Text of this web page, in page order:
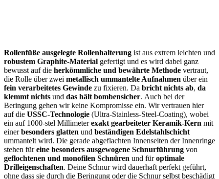
Rollenfüße ausgelegte Rollenhalterung ist aus extrem leichten und
robustem Graphite-Material gefertigt und es wird dabei ganz
bewusst auf die herkömmliche und bewährte Methode vertraut,
die Rolle über zwei metallisch ummantelte Aufnahmen über ein
fein verarbeitetes Gewinde zu fixieren. Da bricht nichts ab, da
klemmt nichts und das hält bombensicher. Auch bei der
Beringung gehen wir keine Kompromisse ein. Wir vertrauen hier
auf die USSC-Technologie (Ultra-Stainless-Steel-Coating), wobei
ein auf 1000-stel Millimeterexakt gearbeiteter Keramik-Kern mit
einerbesonders glatten und beständigen Edelstahlschicht
ummantelt wird. Die gerade abgeflachten Innenseiten der Innenringe
stehen füreine besonders ausgewogene Schnurführung von
geflochtenen und monofilen Schnüren und füroptimale
Drilleigenschaften. Deine Schnur wird dauerhaft perfekt geführt,
ohne dass sie durch die Beringung oder die Schnur selbst beschädigt